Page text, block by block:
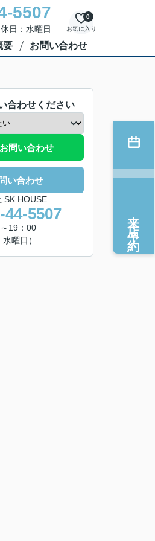
5507
日：水曜日 お気に入り
0
要 お問い合わせ
合わせください
問い合わせ
い合わせ
SK HOUSE
44-5507
19：00
水曜日）
来店予約